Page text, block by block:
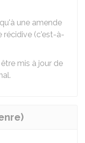
une amende
récidive (c'est-à-
mis à jour de